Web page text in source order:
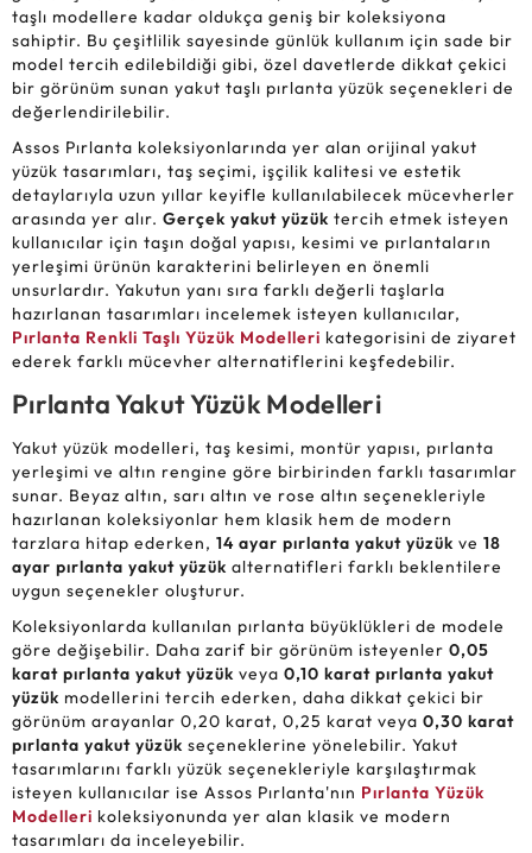
taşlı modellere kadar oldukça geniş bir koleksiyona
sahiptir. Bu çeşitlilik sayesinde günlük kullanım için sade bir
model tercih edilebildiği gibi, özel davetlerde dikkat çekici
bir görünüm sunan yakut taşlı pırlanta yüzük seçenekleri de
değerlendirilebilir.
Assos Pırlanta koleksiyonlarında yer alan orijinal yakut
yüzük tasarımları, taş seçimi, işçilik kalitesi ve estetik
detaylarıyla uzun yıllar keyifle kullanılabilecek mücevherler
arasında yer alır. Gerçek yakut yüzük tercih etmek isteyen
kullanıcılar için taşın doğal yapısı, kesimi ve pırlantaların
yerleşimi ürünün karakterini belirleyen en önemli
unsurlardır. Yakutun yanı sıra farklı değerli taşlarla
hazırlanan tasarımları incelemek isteyen kullanıcılar,
Pırlanta Renkli Taşlı Yüzük Modelleri kategorisini de ziyaret
ederek farklı mücevher alternatiflerini keşfedebilir.
Pırlanta Yakut Yüzük Modelleri
Yakut yüzük modelleri, taş kesimi, montür yapısı, pırlanta
yerleşimi ve altın rengine göre birbirinden farklı tasarımlar
sunar. Beyaz altın, sarı altın ve rose altın seçenekleriyle
hazırlanan koleksiyonlar hem klasik hem de modern
tarzlara hitap ederken, 14 ayar pırlanta yakut yüzük ve 18
ayar pırlanta yakut yüzük alternatifleri farklı beklentilere
uygun seçenekler oluşturur.
Koleksiyonlarda kullanılan pırlanta büyüklükleri de modele
göre değişebilir. Daha zarif bir görünüm isteyenler 0,05
karat pırlanta yakut yüzük veya 0,10 karat pırlanta yakut
yüzük modellerini tercih ederken, daha dikkat çekici bir
görünüm arayanlar 0,20 karat, 0,25 karat veya 0,30 karat
pırlanta yakut yüzük seçeneklerine yönelebilir. Yakut
tasarımlarını farklı yüzük seçenekleriyle karşılaştırmak
isteyen kullanıcılar ise Assos Pırlanta'nın Pırlanta Yüzük
Modelleri koleksiyonunda yer alan klasik ve modern
tasarımları da inceleyebilir.